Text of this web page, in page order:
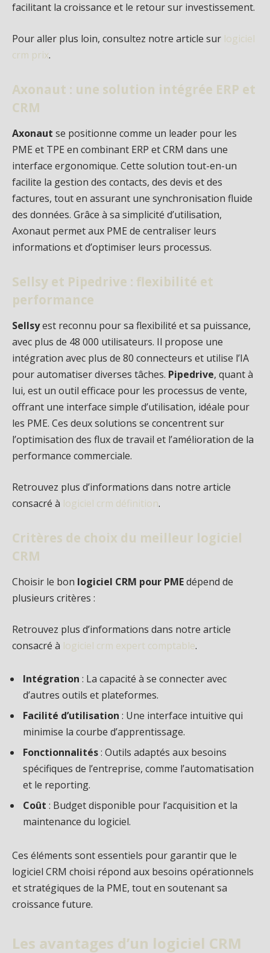
facilitant la croissance et le retour sur investissement.
Pour aller plus loin, consultez notre article sur logiciel
crm prix.
Axonaut : une solution intégrée ERP et
CRM
Axonaut se positionne comme un leader pour les
PME et TPE en combinant ERP et CRM dans une
interface ergonomique. Cette solution tout-en-un
facilite la gestion des contacts, des devis et des
factures, tout en assurant une synchronisation fluide
des données. Grâce à sa simplicité d’utilisation,
Axonaut permet aux PME de centraliser leurs
informations et d’optimiser leurs processus.
Sellsy et Pipedrive : flexibilité et
performance
Sellsyest reconnu pour sa flexibilité et sa puissance,
avec plus de 48 000 utilisateurs. Il propose une
intégration avec plus de 80 connecteurs et utilise l’IA
pour automatiser diverses tâches. Pipedrive, quant à
lui, est un outil efficace pour les processus de vente,
offrant une interface simple d’utilisation, idéale pour
les PME. Ces deux solutions se concentrent sur
l’optimisation des flux de travail et l’amélioration de la
performance commerciale.
Retrouvez plus d’informations dans notre article
consacré à logiciel crm définition.
Critères de choix du meilleur logiciel
CRM
Choisir le bon logiciel CRM pour PMEdépend de
plusieurs critères :
Retrouvez plus d’informations dans notre article
consacré à logiciel crm expert comptable.
Intégration : La capacité à se connecter avec
d’autres outils et plateformes.
Facilité d’utilisation : Une interface intuitive qui
minimise la courbe d’apprentissage.
Fonctionnalités: Outils adaptés aux besoins
spécifiques de l’entreprise, comme l’automatisation
et le reporting.
Coût : Budget disponible pour l’acquisition et la
maintenance du logiciel.
Ces éléments sont essentiels pour garantir que le
logiciel CRM choisi répond aux besoins opérationnels
et stratégiques de la PME, tout en soutenant sa
croissance future.
Les avantages d’un logiciel CRM